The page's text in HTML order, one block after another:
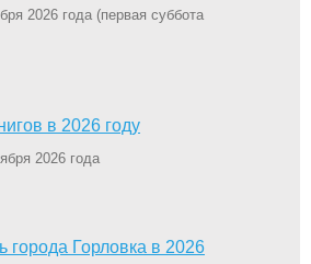
2026 года (первая суббота
в 2026 году
2026 года
города Горловка в 2026